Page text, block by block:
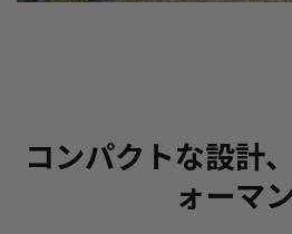
コンパクトな設計
ォーマ